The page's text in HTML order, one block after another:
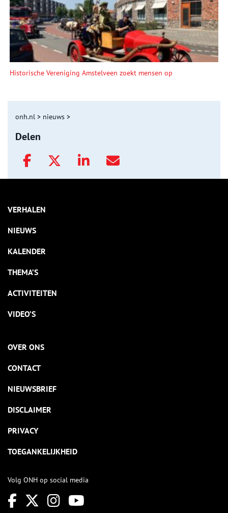
Historische Vereniging Amstelveen zoekt mensen op
onh.nl > nieuws >
Delen
VERHALEN
NIEUWS
KALENDER
THEMA’S
ACTIVITEITEN
VIDEO’S
OVER ONS
CONTACT
NIEUWSBRIEF
DISCLAIMER
PRIVACY
TOEGANKELIJKHEID
Volg ONH op social media